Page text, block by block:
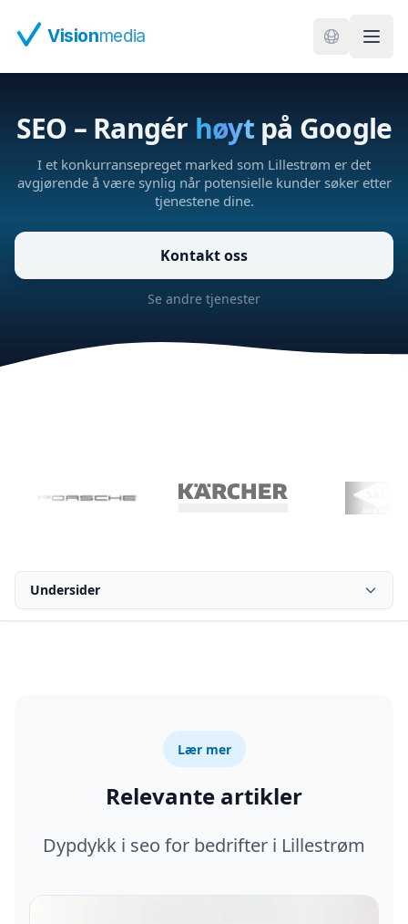
Visionmedia
SEO – Rangér høytpå Google
I et konkurransepreget marked som Lillestrøm er det
avgjørende å være synlig når potensielle kunder søker etter
tjenestene dine.
Kontakt oss
Se andre tjenester
Undersider
Lær mer
Relevante artikler
Dypdykk i seo for bedrifter i Lillestrøm